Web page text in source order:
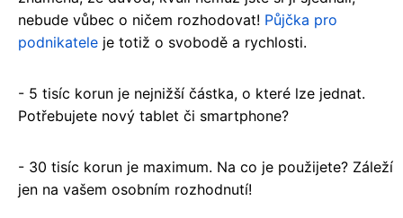
nebude vůbec o ničem rozhodovat! Půjčka pro
podnikatele je totiž o svobodě a rychlosti.
- 5 tisíc korun je nejnižší částka, o které lze jednat.
Potřebujete nový tablet či smartphone?
- 30 tisíc korun je maximum. Na co je použijete? Záleží
jen na vašem osobním rozhodnutí!